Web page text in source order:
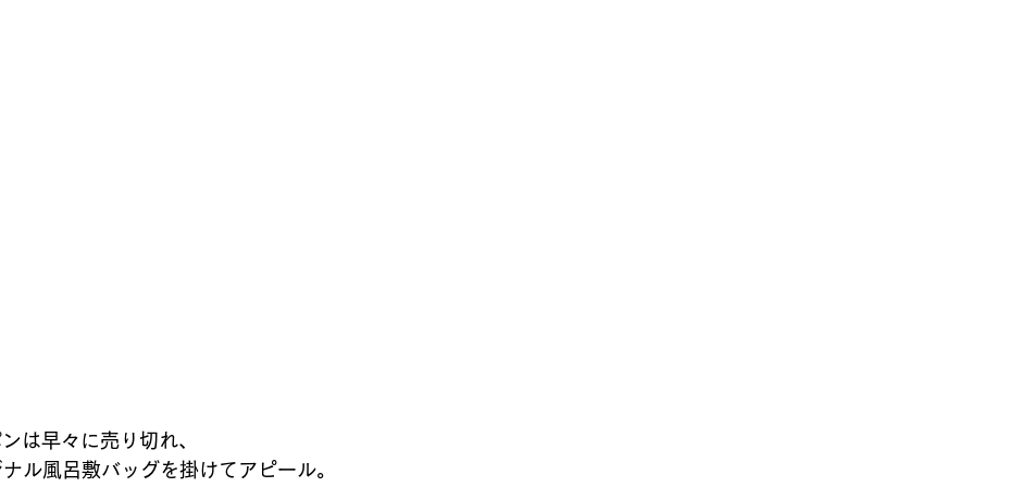
は早々に売り切れ、
ル風呂敷バッグを掛けてアピール。